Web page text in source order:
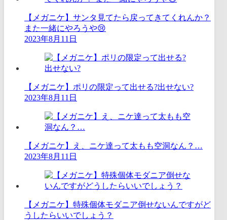
【メガニケ】サンタ見てたら戻ってきてくれんか？
また一緒にやろうや😢
2023年8月11日
【メガニケ】ポリの限定って出せる?出せない?
2023年8月11日
【メガニケ】え、ニケ達って太もも空洞なん？…
2023年8月11日
【メガニケ】特殊個体モダニア倒せないんですがど
うしたらいいでしょう？